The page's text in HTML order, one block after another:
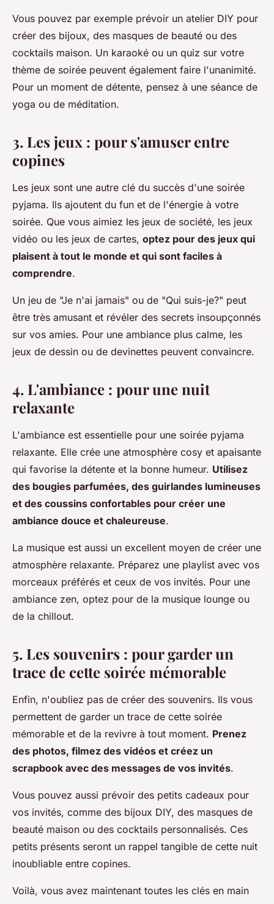
Vous pouvez par exemple prévoir un atelier DIY pour
créer des bijoux, des masques de beauté ou des
cocktails maison. Un karaoké ou un quiz sur votre
thème de soirée peuvent également faire l'unanimité.
Pour un moment de détente, pensez à une séance de
yoga ou de méditation.
3. Les jeux : pour s'amuser entre
copines
Les jeux sont une autre clé du succès d'une soirée
pyjama. Ils ajoutent du fun et de l'énergie à votre
soirée. Que vous aimiez les jeux de société, les jeux
vidéo ou les jeux de cartes, optez pour des jeux qui
plaisent à tout le monde et qui sont faciles à
comprendre.
Un jeu de "Je n'ai jamais" ou de "Qui suis-je?" peut
être très amusant et révéler des secrets insoupçonnés
sur vos amies. Pour une ambiance plus calme, les
jeux de dessin ou de devinettes peuvent convaincre.
4. L'ambiance : pour une nuit
relaxante
L'ambiance est essentielle pour une soirée pyjama
relaxante. Elle crée une atmosphère cosy et apaisante
qui favorise la détente et la bonne humeur. Utilisez
des bougies parfumées, des guirlandes lumineuses
et des coussins confortables pour créer une
ambiance douce et chaleureuse.
La musique est aussi un excellent moyen de créer une
atmosphère relaxante. Préparez une playlist avec vos
morceaux préférés et ceux de vos invités. Pour une
ambiance zen, optez pour de la musique lounge ou
de la chillout.
5. Les souvenirs : pour garder un
trace de cette soirée mémorable
Enfin, n'oubliez pas de créer des souvenirs. Ils vous
permettent de garder un trace de cette soirée
mémorable et de la revivre à tout moment. Prenez
des photos, filmez des vidéos et créez un
scrapbook avec des messages de vos invités.
Vous pouvez aussi prévoir des petits cadeaux pour
vos invités, comme des bijoux DIY, des masques de
beauté maison ou des cocktails personnalisés. Ces
petits présents seront un rappel tangible de cette nuit
inoubliable entre copines.
Voilà, vous avez maintenant toutes les clés en main